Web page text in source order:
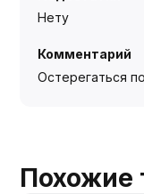
Нету
Комментарий
Остерегаться
Похожие